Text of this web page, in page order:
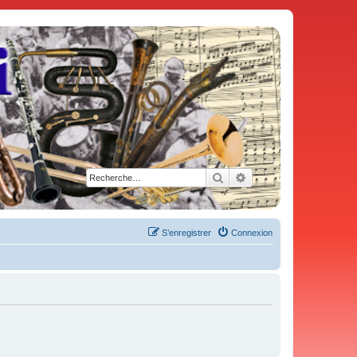
Rechercher
Recherche avancée
Connexion
S’enregistrer